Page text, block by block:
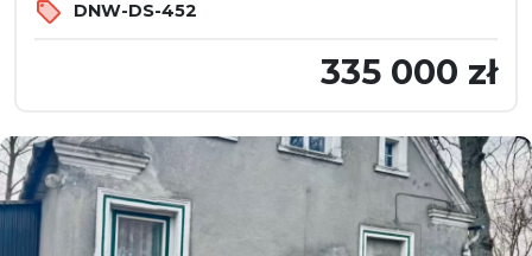
DNW-DS-452
335 000 zł